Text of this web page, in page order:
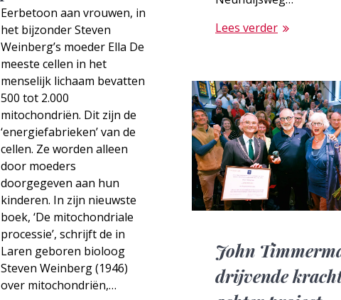
Lees verder
Eerbetoon aan vrouwen, in
het bijzonder Steven
Weinberg’s moeder Ella De
meeste cellen in het
menselijk lichaam bevatten
500 tot 2.000
mitochondriën. Dit zijn de
‘energiefabrieken’ van de
cellen. Ze worden alleen
door moeders
doorgegeven aan hun
kinderen. In zijn nieuwste
boek, ‘De mitochondriale
processie’, schrijft de in
Laren geboren bioloog
Steven Weinberg (1946)
over mitochondriën,…
John
drijvende